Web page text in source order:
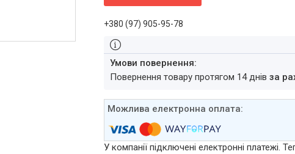
+380 (97) 905-95-78
повернення товару протягом 14 днів за
У компанії підключені електронні платежі.